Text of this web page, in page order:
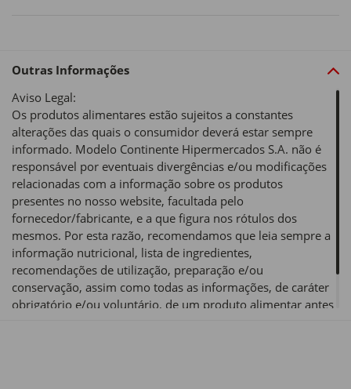
Outras Informações
Aviso Legal:
Os produtos alimentares estão sujeitos a constantes
alterações das quais o consumidor deverá estar sempre
informado. Modelo Continente Hipermercados S.A. não é
responsável por eventuais divergências e/ou modificações
relacionadas com a informação sobre os produtos
presentes no nosso website, facultada pelo
fornecedor/fabricante, e a que figura nos rótulos dos
mesmos. Por esta razão, recomendamos que leia sempre a
informação nutricional, lista de ingredientes,
recomendações de utilização, preparação e/ou
conservação, assim como todas as informações, de caráter
obrigatório e/ou voluntário, de um produto alimentar antes